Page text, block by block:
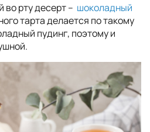
рту десерт – шоколадный
тарта делается по такому
пудинг, поэтому и